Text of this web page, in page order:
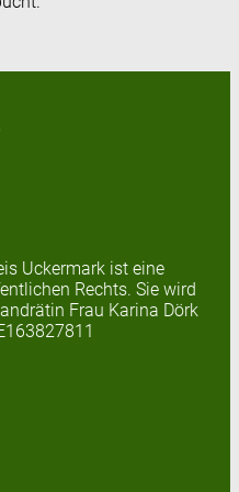
Uckermark ist eine
Rechts. Sie wird
Frau Karina Dörk